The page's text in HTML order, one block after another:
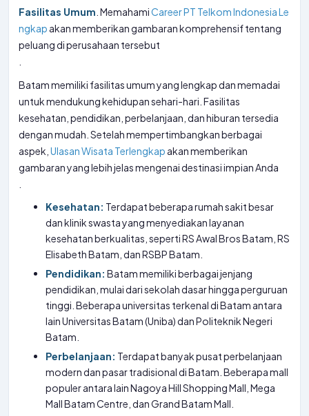
Fasilitas Umum . MemahamiCareer PT Telkom Indonesia Le
ngkap akan memberikan gambaran komprehensif tentang
peluang di perusahaan tersebut
Batam memiliki fasilitas umum yang lengkap dan memadai
untuk mendukung kehidupan sehari-hari. Fasilitas
kesehatan, pendidikan, perbelanjaan, dan hiburan tersedia
dengan mudah. Setelah mempertimbangkan berbagai
aspek, Ulasan Wisata Terlengkap akan memberikan
gambaran yang lebih jelas mengenai destinasi impian Anda
Kesehatan: Terdapat beberapa rumah sakit besar
dan klinik swasta yang menyediakan layanan
kesehatan berkualitas, seperti RS Awal Bros Batam, RS
Elisabeth Batam, dan RSBP Batam.
Pendidikan: Batam memiliki berbagai jenjang
pendidikan, mulai dari sekolah dasar hingga perguruan
tinggi. Beberapa universitas terkenal di Batam antara
lain Universitas Batam (Uniba) dan Politeknik Negeri
Batam.
Perbelanjaan: Terdapat banyak pusat perbelanjaan
modern dan pasar tradisional di Batam. Beberapa mall
populer antara lain Nagoya Hill Shopping Mall, Mega
Mall Batam Centre, dan Grand Batam Mall.